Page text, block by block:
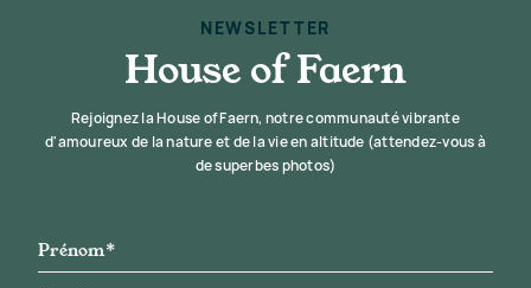
NEWSLETTER
House of Faern
Rejoignez la House of Faern, notre communauté vibrante
d'amoureux de la nature et de la vie en altitude (attendez-vous à
de superbes photos)